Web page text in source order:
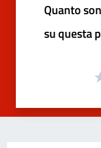
Quanto
su questa